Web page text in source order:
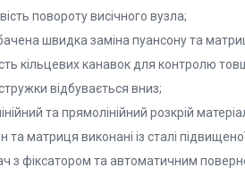
повороту висічного вузла;
швидка заміна пуансону та
кільцевих канавок для контролю
відбувається вниз;
та прямолінійний розкрій
та матриця виконані із сталі
з фіксатором та автоматичним